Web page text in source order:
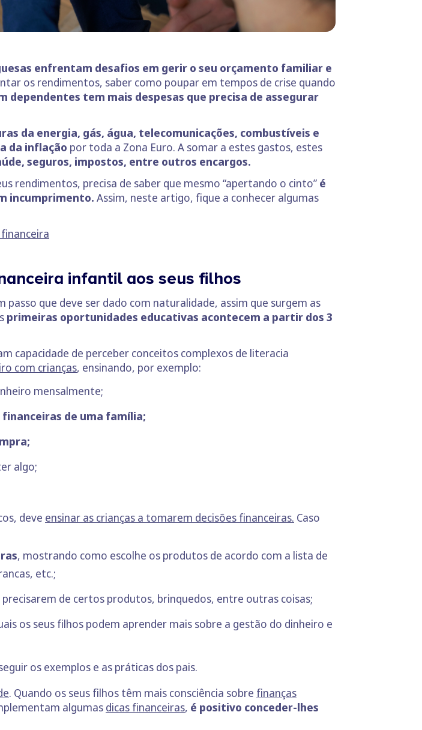
enfrentam desafios em gerir o seu orçamento familiar e
os rendimentos, saber como poupar em tempos de crise quando
dependentes tem mais despesas que precisa de assegurar
da energia, gás, água, telecomunicações, combustíveis e
da inflação por toda a Zona Euro. A somar a estes gastos, estes
seguros, impostos, entre outros encargos.
rendimentos, precisa de saber que mesmo “apertando o cinto” é
incumprimento. Assim, neste artigo, fique a conhecer algumas
infantil aos seus filhos
que deve ser dado com naturalidade, assim que surgem as
primeiras oportunidades educativas acontecem a partir dos 3
capacidade de perceber conceitos complexos de literacia
com crianças, ensinando, por exemplo:
mensalmente;
de uma família;
algo;
deve ensinar as crianças a tomarem decisões financeiras. Caso
, mostrando como escolhe os produtos de acordo com a lista de
etc.;
precisarem de certos produtos, brinquedos, entre outras coisas;
os seus filhos podem aprender mais sobre a gestão do dinheiro e
os exemplos e as práticas dos pais.
. Quando os seus filhos têm mais consciência sobre finanças
algumas dicas financeiras, é positivo conceder-lhes